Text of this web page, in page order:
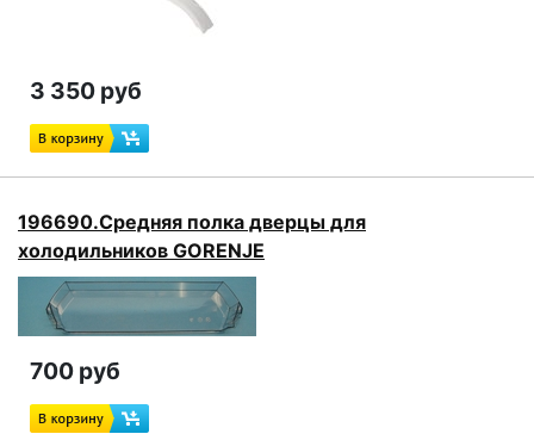
3 350 руб
196690.Средняя полка дверцы для
холодильников GORENJE
700 руб